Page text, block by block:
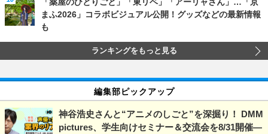
まふ2026」コラボビジュアル公開！グッズなどの最新情報
も
ランキングをもっと見る
編集部ピックアップ
神谷浩史さんと“アニメのしごと”を深掘り！ DMM
pictures、学生向けセミナー＆交流会を8/31開催―